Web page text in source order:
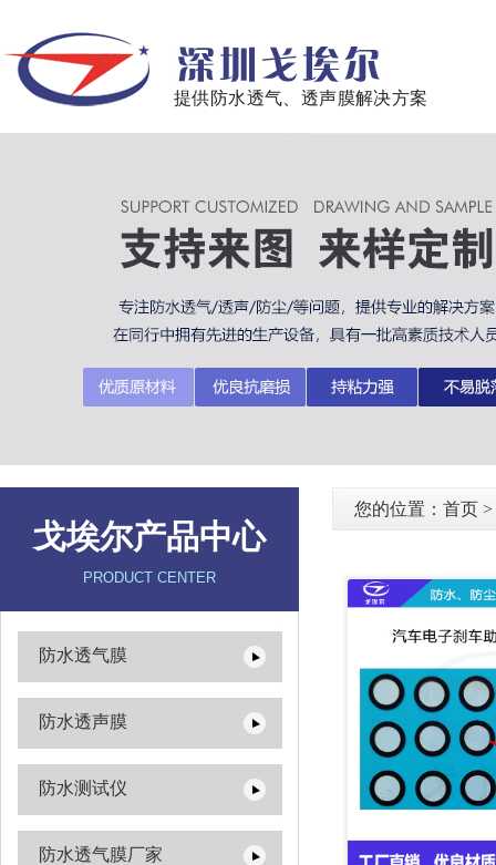
提供防水透气、透声膜解决方案
戈埃尔产品中心
PRODUCT CENTER
防水透气膜
防水透声膜
防水测试仪
防水透气膜厂家
您的位置： 首页 >